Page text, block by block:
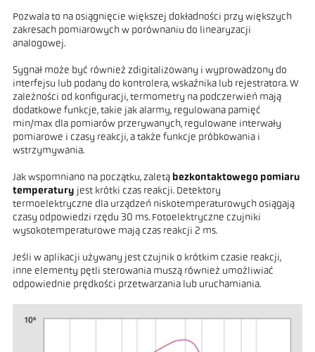
Pozwala to na osiągnięcie większej dokładności przy większych
zakresach pomiarowych w porównaniu do linearyzacji
analogowej.
Sygnał może być również zdigitalizowany i wyprowadzony do
interfejsu lub podany do kontrolera, wskaźnika lub rejestratora. W
zależności od konfiguracji, termometry na podczerwień mają
dodatkowe funkcje, takie jak alarmy, regulowana pamięć
min/max dla pomiarów przerywanych, regulowane interwały
pomiarowe i czasy reakcji, a także funkcje próbkowania i
wstrzymywania.
Jak wspomniano na początku, zaletą bezkontaktowego pomiaru
temperatury jest krótki czas reakcji. Detektory
termoelektryczne dla urządzeń niskotemperaturowych osiągają
czasy odpowiedzi rzędu 30 ms. Fotoelektryczne czujniki
wysokotemperaturowe mają czas reakcji 2 ms.
Jeśli w aplikacji używany jest czujnik o krótkim czasie reakcji,
inne elementy pętli sterowania muszą również umożliwiać
odpowiednie prędkości przetwarzania lub uruchamiania.